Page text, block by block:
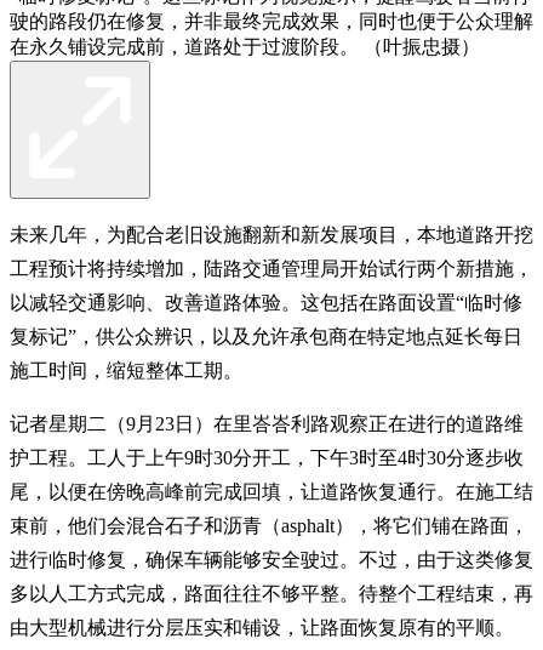
驶的路段仍在修复，并非最终完成效果，同时也便于公众理解
在永久铺设完成前，道路处于过渡阶段。 （叶振忠摄）
未来几年，为配合老旧设施翻新和新发展项目，本地道路开挖
工程预计将持续增加，陆路交通管理局开始试行两个新措施，
以减轻交通影响、改善道路体验。这包括在路面设置“临时修
复标记”，供公众辨识，以及允许承包商在特定地点延长每日
施工时间，缩短整体工期。
记者星期二（9月23日）在里峇峇利路观察正在进行的道路维
护工程。工人于上午9时30分开工，下午3时至4时30分逐步收
尾，以便在傍晚高峰前完成回填，让道路恢复通行。在施工结
束前，他们会混合石子和沥青（asphalt），将它们铺在路面，
进行临时修复，确保车辆能够安全驶过。不过，由于这类修复
多以人工方式完成，路面往往不够平整。待整个工程结束，再
由大型机械进行分层压实和铺设，让路面恢复原有的平顺。